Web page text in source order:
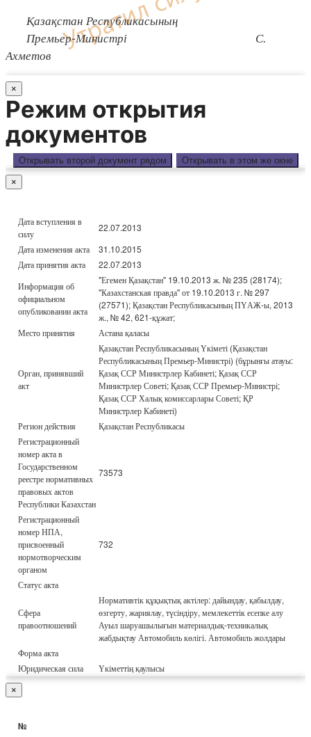
Қазақстан Республикасының
Премьер-Министрі С.
Ахметов
×
Режим открытия
документов
Открывать второй документ рядом Открывать в этом же окне
×
Дата вступления в
силу
22.07.2013
Дата изменения акта
31.10.2015
Дата принятия акта
22.07.2013
Информация об
официальном
опубликовании акта
"Егемен Қазақстан" 19.10.2013 ж. № 235 (28174);
"Казахстанская правда" от 19.10.2013 г. № 297
(27571); Қазақстан Республикасының ПҮАЖ-ы, 2013
ж., № 42, 621-құжат;
Место принятия
Астана қаласы
Орган, принявший
акт
Қазақстан Республикасының Үкіметі (Қазақстан
Республикасының Премьер-Министрі) (бұрынғы атауы:
Қазақ ССР Министрлер Кабинеті; Қазақ ССР
Министрлер Советі; Қазақ ССР Премьер-Министрі;
Қазақ ССР Халық комиссарлары Советі; ҚР
Министрлер Кабинеті)
Регион действия
Қазақстан Республикасы
Регистрационный
номер акта в
Государственном
реестре нормативных
правовых актов
Республики Казахстан
73573
Регистрационный
номер НПА,
присвоенный
нормотворческим
органом
732
Статус акта
Сфера
правоотношений
Нормативтік құқықтық актілер: дайындау, қабылдау,
өзгерту, жариялау, түсіндіру, мемлекеттік есепке алу
Ауыл шаруашылығын материалдық-техникалық
жабдықтау Автомобиль көлігі. Автомобиль жолдары
Форма акта
Юридическая сила
Үкіметтің қаулысы
×
№